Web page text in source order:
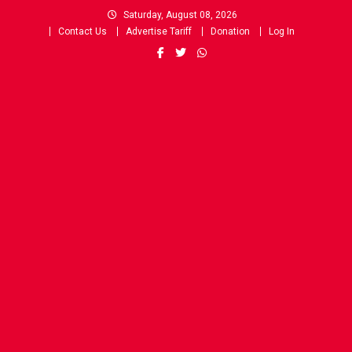
Saturday, August 08, 2026
Contact Us
Advertise Tariff Donation Log In